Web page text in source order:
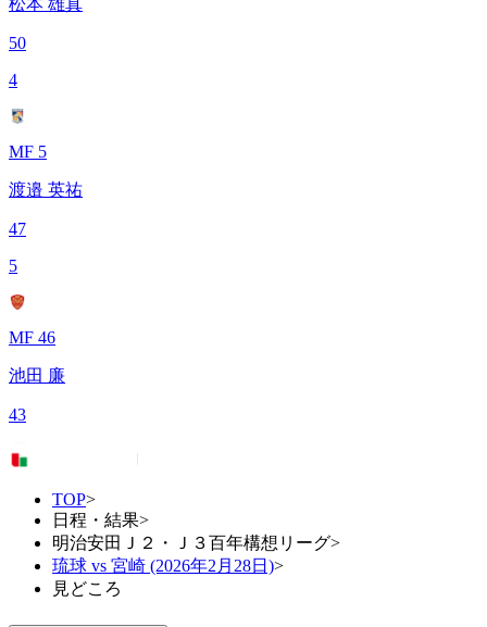
松本 雄真
50
4
MF 5
渡邉 英祐
47
5
MF 46
池田 廉
43
TOP>
日程・結果>
明治安田Ｊ２・Ｊ３百年構想リーグ>
琉球 vs 宮崎 (2026年2月28日)>
見どころ